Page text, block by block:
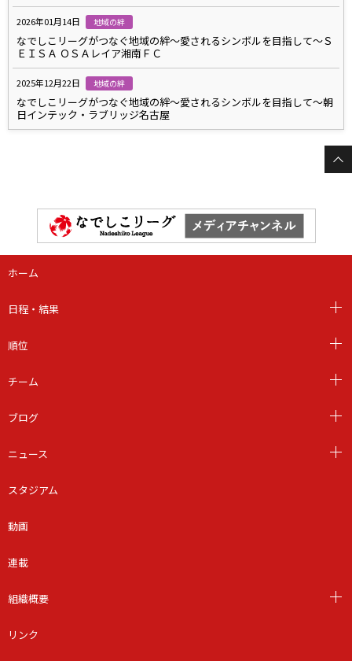
2026年01月14日 地域の絆
なでしこリーグがつなぐ地域の絆～愛されるシンボルを目指して～Ｓ
ＥＩＳＡ ＯＳＡレイア湘南ＦＣ
2025年12月22日 地域の絆
なでしこリーグがつなぐ地域の絆～愛されるシンボルを目指して～朝
日インテック・ラブリッジ名古屋
ホーム
日程・結果
順位
チーム
ブログ
ニュース
スタジアム
動画
連載
組織概要
リンク